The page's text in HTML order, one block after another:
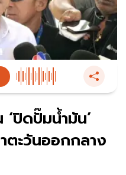
‘ปิดปั๊มน้ำมัน’
ตะวันออกกลาง